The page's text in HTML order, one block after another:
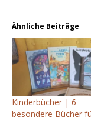
Ähnliche Beiträge
Kinderbücher | 6
besondere Bücher